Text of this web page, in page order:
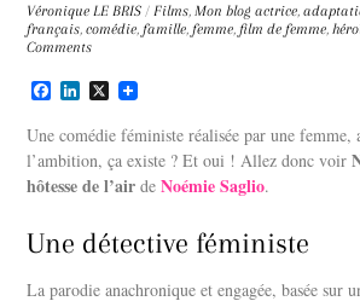
Véronique LE BRIS / Films,Mon blog actrice,
français,comédie, famille, femme, film de femme,
Comments
F
c
e
b
o
L
n
k
e
d
X
Une comédie féministe réalisée par une femme,
l’ambition, ça existe ? Et oui ! Allez donc voir
hôtesse de l’air deNoémie Saglio.
Une détective féministe
La parodie anachronique et engagée, basée sur